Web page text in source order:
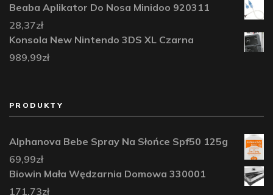
Beaba Aplikator Do Nosa Minidoo 920311
28,37zł
Konsola New Nintendo 3DS XL Czarna
989,99zł
PRODUKTY
Alphanova Bebe Spray Na Słońce Spf50 125g
69,99zł
Biowin Mała Wędzarnia Domowa 330001
171,73zł